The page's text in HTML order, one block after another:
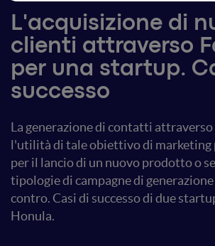
L'acquisizione di
clienti attraverso
per una startup.
successo
La generazione di contatti attraverso
l'utilità di tale obiettivo di marketing
per il lancio di un nuovo prodotto o
tipologie di campagne di generazione
contro. Casi di successo di due
Honula.